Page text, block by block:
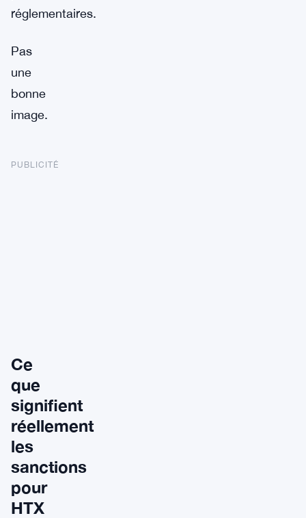
réglementaires.
Pas
une
bonne
image.
PUBLICITÉ
Ce
que
signifient
réellement
les
sanctions
pour
HTX